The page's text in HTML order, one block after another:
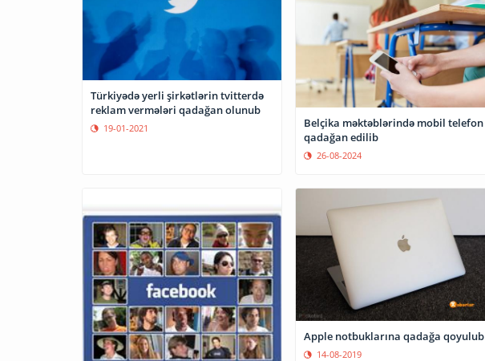
Türkiyədə yerli şirkətlərin tvitterdə
reklam vermələri qadağan olunub
19-01-2021
Belçika məktəblərində mobil telefon
qadağan edilib
26-08-2024
Apple notbuklarına qadağa qoyulub
14-08-2019